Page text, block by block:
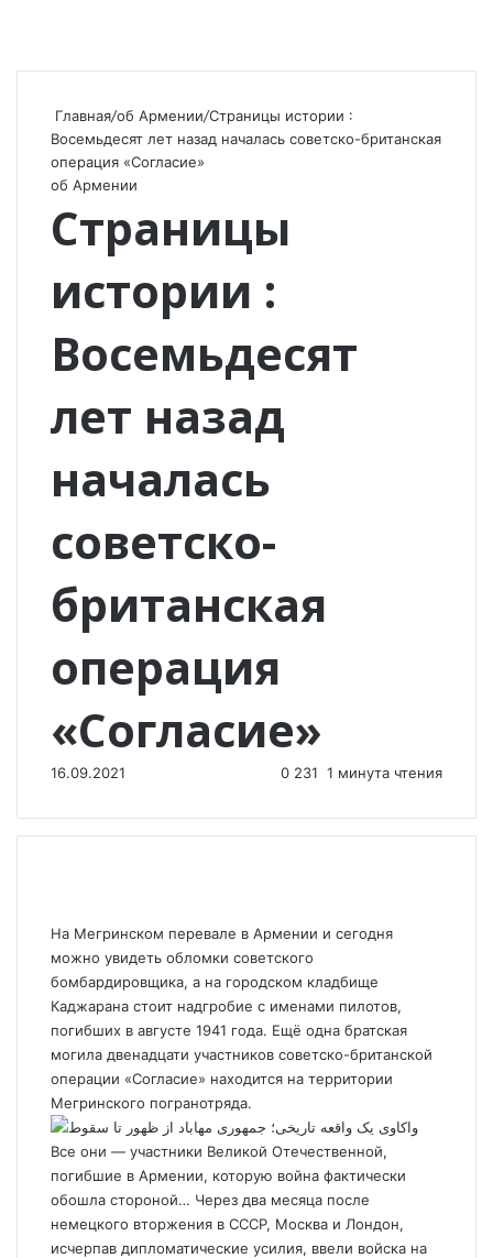
Главная/об Армении/Страницы истории :
Восемьдесят лет назад началась советско-британская
операция «Согласие»
об Армении
Страницы
истории :
Восемьдесят
лет назад
началась
советско-
британская
операция
«Согласие»
16.09.2021 0 231 1 минута чтения
На Мегринском перевале в Армении и сегодня
можно увидеть обломки советского
бомбардировщика, а на городском кладбище
Каджарана стоит надгробие с именами пилотов,
погибших в августе 1941 года. Ещё одна братская
могила двенадцати участников советско-британской
операции «Согласие» находится на территории
Мегринского погранотряда.
Все они — участники Великой Отечественной,
погибшие в Армении, которую война фактически
обошла стороной… Через два месяца после
немецкого вторжения в СССР, Москва и Лондон,
исчерпав дипломатические усилия, ввели войска на